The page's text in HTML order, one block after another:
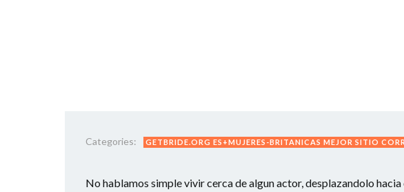
Categories: GETBRIDE.ORG ES+MUJERES-BRITANICAS MEJOR SITIO
No hablamos simple vivir cerca de algun actor, desplazandolo